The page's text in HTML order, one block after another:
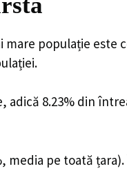
mare populație este
adică 8.23% din
media pe toată